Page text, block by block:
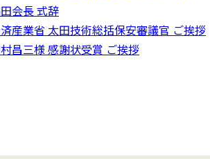
会長 式辞
産業省 太田技術総括保安審議官 ご挨拶
昌三様 感謝状受賞 ご挨拶